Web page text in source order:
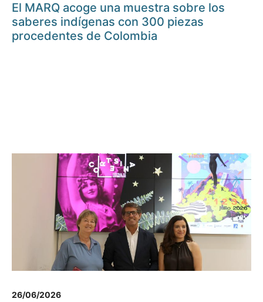
El MARQ acoge una muestra sobre los
saberes indígenas con 300 piezas
procedentes de Colombia
26/06/2026